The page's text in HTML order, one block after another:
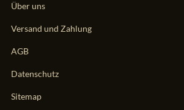
Über uns
Versand und Zahlung
AGB
Datenschutz
Sitemap